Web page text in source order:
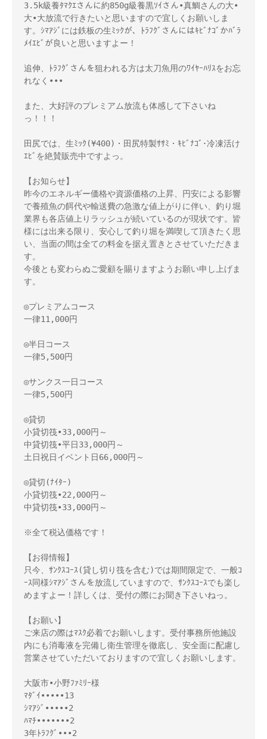
3.5k級養ﾀﾏｸｴさんに約850g級養黒ｿｲさん•真鯛さんの大•
大•大放流で行きたいと思いますので宜しくお願いしま
す。ｼﾏｱｼﾞには鉄板の生ﾐｯｸが、ﾄﾗﾌｸﾞさんにはｷﾋﾞﾅｺﾞかﾊﾞﾗ
ﾒｲｴﾋﾞが良いと思いますよー！
追伸、ﾄﾗﾌｸﾞさんを狙われる方は太刀魚用のﾜｲﾔｰﾊﾘｽをお忘
れなく•••
また、大好評のプレミアム放流も体感して下さいね
っ！！！
田尻では、生ﾐｯｸ(¥400)・田尻特製ｻｻﾐ・ｷﾋﾞﾅｺﾞ･冷凍活け
ｴﾋﾞを絶賛販売中ですよっ。
【お知らせ】
昨今のエネルギー価格や資源価格の上昇、円安による影響
で養殖魚の餌代や輸送費の急激な値上がりに伴い、釣り堀
業界も各店値上りラッシュが続いているのが現状です。皆
様には出来る限り、安心して釣り堀を満喫して頂きたく思
い、当面の間は全ての料金を据え置きとさせていただきま
す。
今後とも変わらぬご愛顧を賜りますようお願い申し上げま
す。
◎プレミアムコース
一律11,000円
◎半日コース
一律5,500円
◎サンクス一日コース
一律5,500円
◎貸切
小貸切筏•33,000円～
中貸切筏•平日33,000円～
土日祝日イベント日66,000円～
◎貸切(ﾅｲﾀｰ)
小貸切筏•22,000円～
中貸切筏•33,000円～
※全て税込価格です！
【お得情報】
只今、ｻﾝｸｽｺｰｽ(貸し切り筏を含む)では期間限定で、一般ｺ
ｰｽ同様ｼﾏｱｼﾞさんを放流していますので、ｻﾝｸｽｺｰｽでも楽し
めますよー！詳しくは、受付の際にお聞き下さいねっ。
【お願い】
ご来店の際はﾏｽｸ必着でお願いします。受付事務所他施設
内にも消毒液を完備し衛生管理を徹底し、安全面に配慮し
営業させていただいておりますので宜しくお願いします。
大阪市•小野ﾌｧﾐﾘｰ様
ﾏﾀﾞｲ•••••13
ｼﾏｱｼﾞ•••••2
ﾊﾏﾁ•••••••2
3年ﾄﾗﾌｸﾞ•••2